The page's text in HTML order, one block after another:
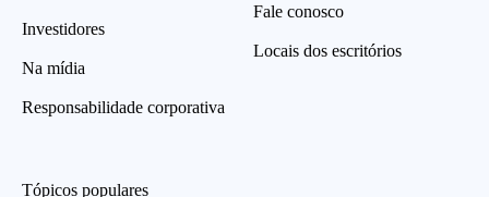
Investidores
Na mídia
Responsabilidade corporativa
Fale conosco
Locais dos escritórios
Tópicos populares